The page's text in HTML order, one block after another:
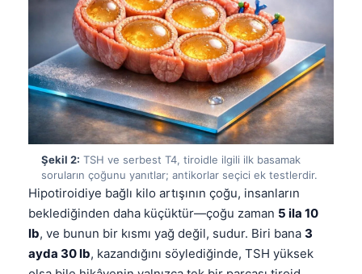
Şekil 2: TSH ve serbest T4, tiroidle ilgili ilk basamak
soruların çoğunu yanıtlar; antikorlar seçici ek testlerdir.
Hipotiroidiye bağlı kilo artışının çoğu, insanların
beklediğinden daha küçüktür—çoğu zaman 5 ila 10
lb, ve bunun bir kısmı yağ değil, sudur. Biri bana 3
ayda 30 lb, kazandığını söylediğinde, TSH yüksek